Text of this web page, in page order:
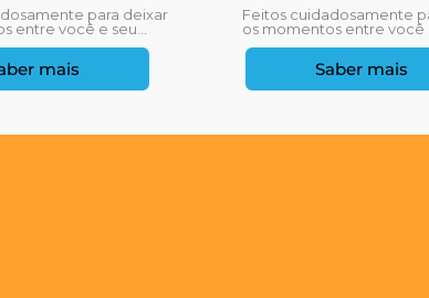
para deixar
entre você e seu...
mais
Feitos cuidadosamente
os momentos entre você e
Saber mais